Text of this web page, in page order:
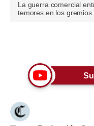
Blogs
Viajes
Estilos
La guerra comercial
temores en los gremios